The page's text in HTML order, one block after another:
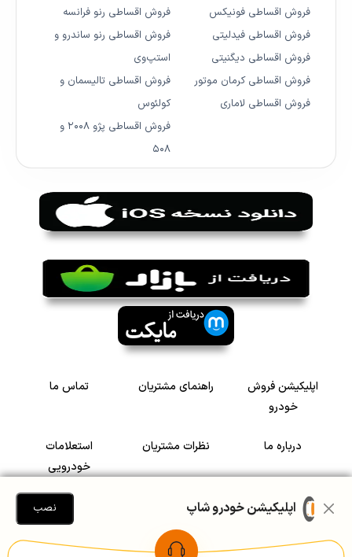
فروش اقساطی فونیکس
فروش اقساطی فیدلیتی
فروش اقساطی دیگنیتی
فروش اقساطی کرمان موتور
فروش اقساطی لاماری
فروش اقساطی رنو فرانسه
فروش اقساطی رنو ساندرو و
استپ‌وی
فروش اقساطی تالیسمان و
کولئوس
فروش اقساطی پژو ۲۰۰۸ و
۵۰۸
اپلیکیشن فروش
خودرو
راهنمای مشتریان تماس ما
درباره ما نظرات مشتریان
استعلامات
خودرویی
سرمایه گذاری در
رضایت مشتریاناپلیکیشن خودرو شاپ نصب